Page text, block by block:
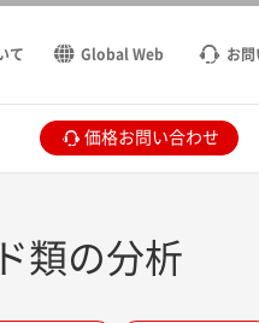
て Global Web お問
価格お問い合わせ
類の分析